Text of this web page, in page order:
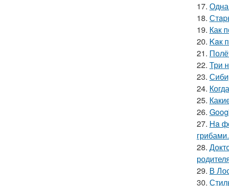
17. Одна
18.
19. Как
20. Kaк
21.
22. Три
23.
24.
25.
26.
27. Ha
грибами.
28.
29. В
30.